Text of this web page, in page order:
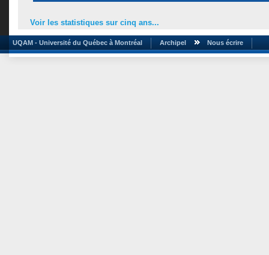
Voir les statistiques sur cinq ans...
UQAM - Université du Québec à Montréal Archipel Nous écrire